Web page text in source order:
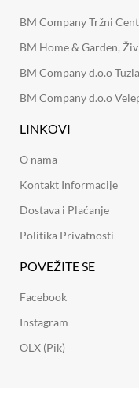
BM Company Tržni
BM Home & Garden,
BM Company d.o.o Tuzla
BM Company d.o.o
LINKOVI
O nama
Kontakt Informacije
Dostava i Plaćanje
Politika Privatnosti
POVEŽITE SE
Facebook
Instagram
OLX (Pik)